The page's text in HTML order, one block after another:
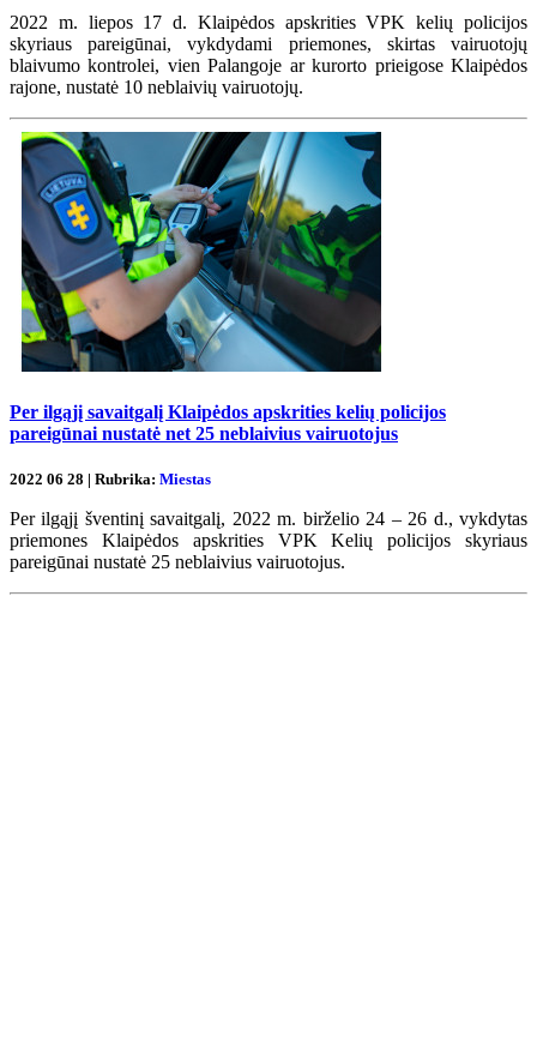
2022 m. liepos 17 d. Klaipėdos apskrities VPK kelių policijos
skyriaus pareigūnai, vykdydami priemones, skirtas vairuotojų
blaivumo kontrolei, vien Palangoje ar kurorto prieigose Klaipėdos
rajone, nustatė 10 neblaivių vairuotojų.
Per ilgąjį savaitgalį Klaipėdos apskrities kelių policijos
pareigūnai nustatė net 25 neblaivius vairuotojus
2022 06 28 | Rubrika: Miestas
Per ilgąjį šventinį savaitgalį, 2022 m. birželio 24 – 26 d., vykdytas
priemones Klaipėdos apskrities VPK Kelių policijos skyriaus
pareigūnai nustatė 25 neblaivius vairuotojus.